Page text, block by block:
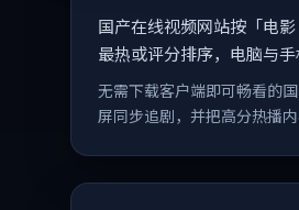
国产在线视频网站按「电
最热或评分排序，电脑与手
无需下载客户端即可畅看的
屏同步追剧，并把高分热播